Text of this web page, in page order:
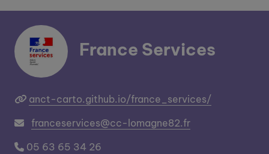
France Services
anct-carto.github.io/france_services/
franceservices@cc-lomagne82.fr
05 63 65 34 26